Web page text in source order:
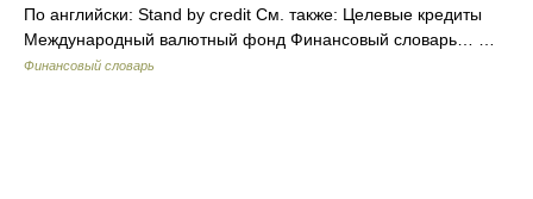
По английски: Stand by credit См. также: Целевые кредиты
Международный валютный фонд Финансовый словарь… …
Финансовый словарь